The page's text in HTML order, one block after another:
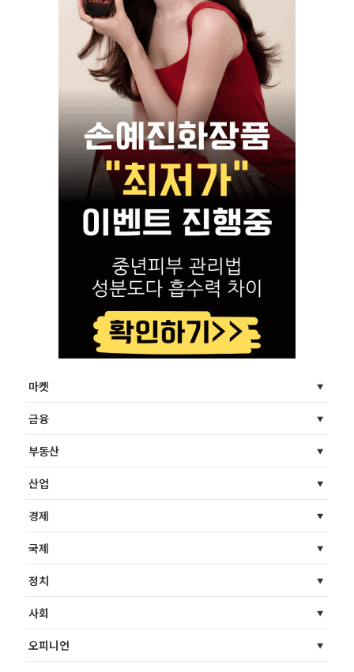
마켓
금융
부동산
산업
경제
국제
정치
사회
오피니언